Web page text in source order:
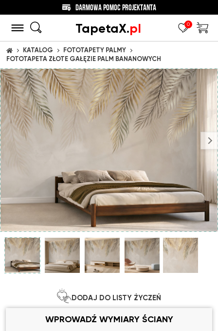
DARMOWA POMOC PROJEKTANTA
TapetaX.pl 0
STRONA GŁÓWNA
KATALOG
FOTOTAPETY PALMY
FOTOTAPETA ZŁOTE GAŁĘZIE PALM BANANOWYCH
DODAJ DO LISTY ŻYCZEŃ
WPROWADŹ WYMIARY ŚCIANY